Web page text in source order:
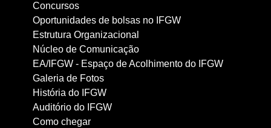
Concursos
Oportunidades de bolsas no IFGW
Estrutura Organizacional
Núcleo de Comunicação
EA/IFGW - Espaço de Acolhimento do IFGW
Galeria de Fotos
História do IFGW
Auditório do IFGW
Como chegar